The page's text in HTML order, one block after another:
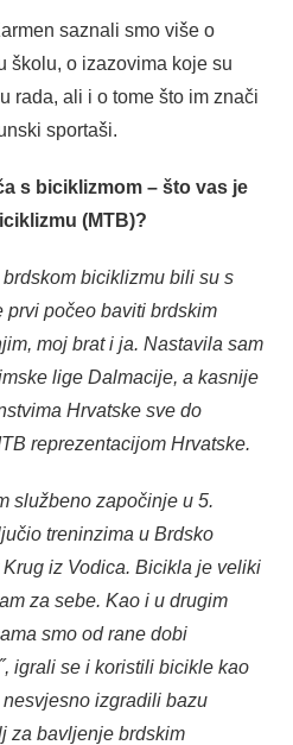
saznali smo više o
školu, o izazovima koje su
rada, ali i o tome što im znači
sportaši.
s biciklizmom – što vas je
(MTB)?
biciklizmu bili su s
prvi počeo baviti brdskim
moj brat i ja. Nastavila sam
lige Dalmacije, a kasnije
Hrvatske sve do
reprezentacijom Hrvatske.
službeno započinje u 5.
treninzima u Brdsko
iz Vodica. Bicikla je veliki
za sebe. Kao i u drugim
smo od rane dobi
igrali se i koristili bicikle kao
izgradili bazu
za bavljenje brdskim